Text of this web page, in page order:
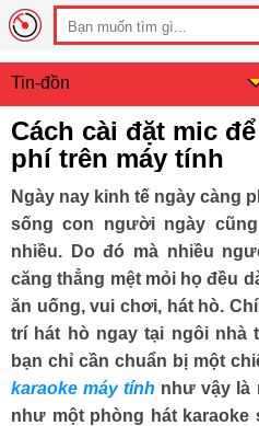
Tin-đồn
Cách cài đặt mic
phí trên máy tính
Ngày nay kinh tế ngày càng
sống con người ngày
nhiều. Do đó mà nhiều
căng thẳng mệt mỏi họ đều
ăn uống, vui chơi, hát hò.
trí hát hò ngay tại ngôi nhà
bạn chỉ cần chuẩn bị một
karaoke máy tính như vậy là
như một phòng hát karaoke